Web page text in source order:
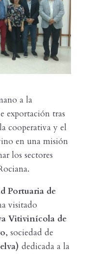
a la
exportación tras
cooperativa y el
en una misión
los sectores
Portuaria de
visitado
Vitivinícola de
, sociedad de
dedicada a la